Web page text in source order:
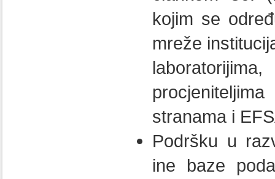
kojim se
mreže
stranama i
Podršku u
ine baze